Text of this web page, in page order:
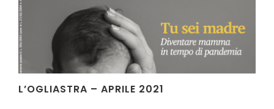
L’OGLIASTRA – APRILE 2021